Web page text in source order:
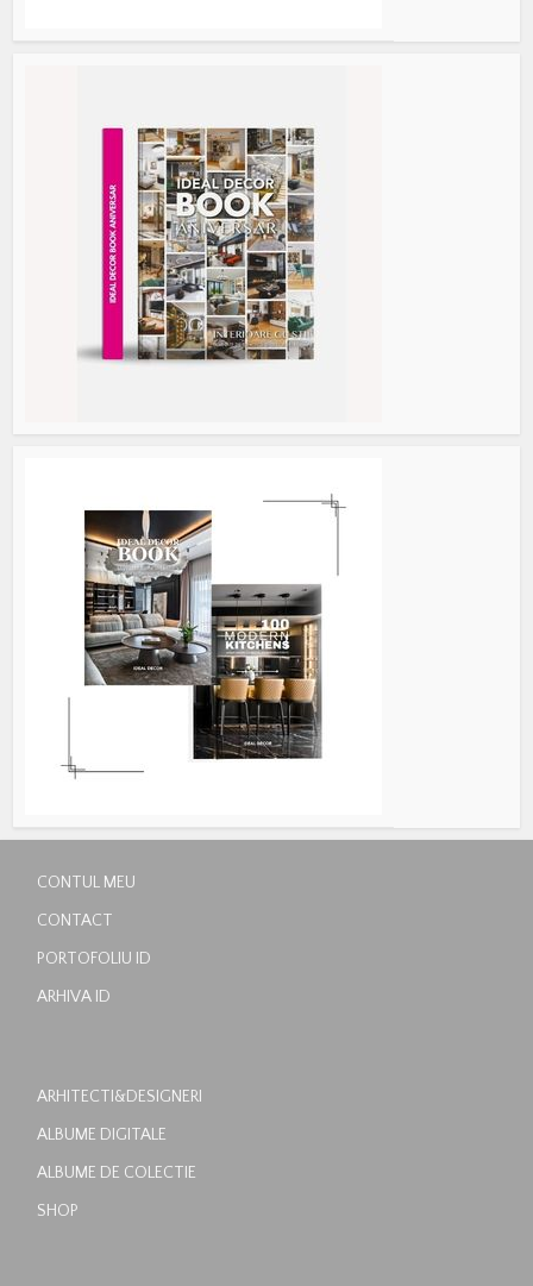
CONTUL MEU
CONTACT
PORTOFOLIU ID
ARHIVA ID
ARHITECTI&DESIGNERI
ALBUME DIGITALE
ALBUME DE COLECTIE
SHOP